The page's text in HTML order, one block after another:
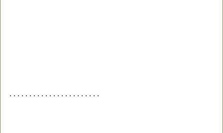
. . . . . . . . . . . . . . . . . . . . . . .